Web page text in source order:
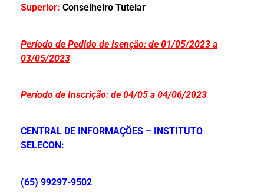
Superior: Conselheiro Tutelar
Período de Pedido de Isenção: de 01/05/2023 a
03/05/2023
Período de Inscrição: de 04/05 a 04/06/2023
CENTRAL DE INFORMAÇÕES – INSTITUTO
SELECON:
(65) 99297-9502